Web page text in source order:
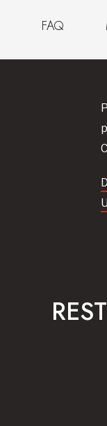
FAQ